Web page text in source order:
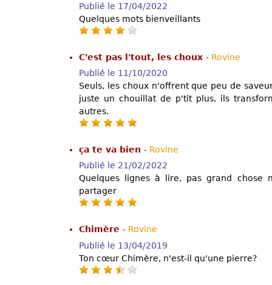
Publié le 17/04/2022
Quelques mots bienveillants
C'est pas l'tout, les choux - Rovine
Publié le 11/10/2020
Seuls, les choux n'offrent que peu de
juste un chouillat de p'tit plus, ils
autres.
ça te va bien - Rovine
Publié le 21/02/2022
Quelques lignes à lire, pas grand
partager
Chimère - Rovine
Publié le 13/04/2019
Ton cœur Chimère, n'est-il qu'une pierre?